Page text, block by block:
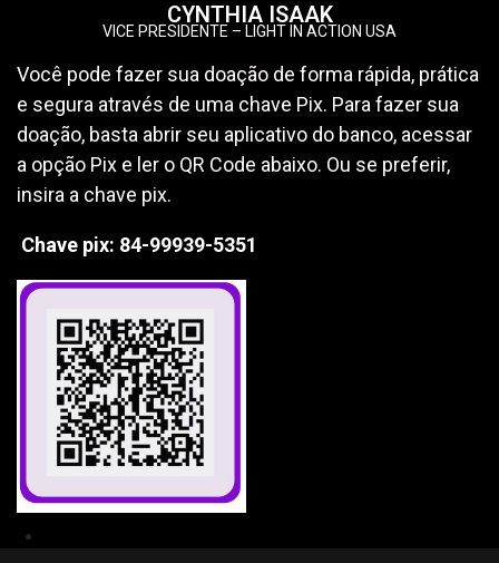
CYNTHIA ISAAK
VICE PRESIDENTE – LIGHT IN ACTION USA
Você pode fazer sua doação de forma rápida, prática
e segura através de uma chave Pix. Para fazer sua
doação, basta abrir seu aplicativo do banco, acessar
a opção Pix e ler o QR Code abaixo. Ou se preferir,
insira a chave pix.
Chave pix: 84-99939-5351